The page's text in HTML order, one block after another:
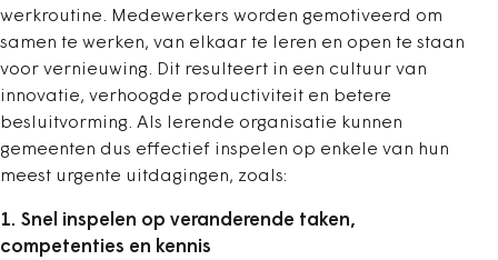
werkroutine. Medewerkers worden gemotiveerd om
samen te werken, van elkaar te leren en open te staan
voor vernieuwing. Dit resulteert in een cultuur van
innovatie, verhoogde productiviteit en betere
besluitvorming. Als lerende organisatie kunnen
gemeenten dus effectief inspelen op enkele van hun
meest urgente uitdagingen, zoals:
1. Snel inspelen op veranderende taken,
competenties en kennis